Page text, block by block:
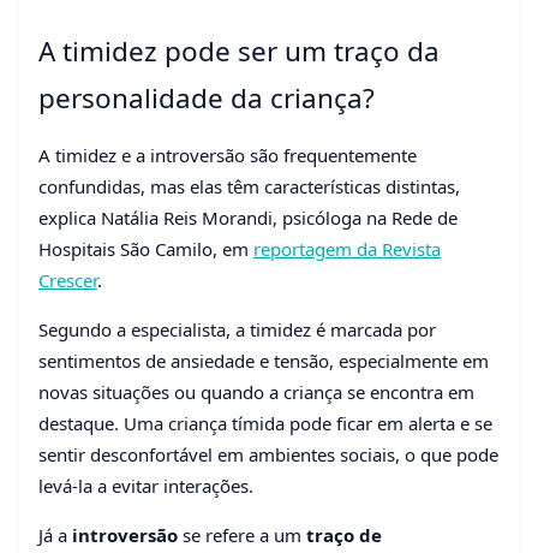
A timidez pode ser um traço da
personalidade da criança?
A timidez e a introversão são frequentemente
confundidas, mas elas têm características distintas,
explica Natália Reis Morandi, psicóloga na Rede de
Hospitais São Camilo, em reportagem da Revista
Crescer.
Segundo a especialista, a timidez é marcada por
sentimentos de ansiedade e tensão, especialmente em
novas situações ou quando a criança se encontra em
destaque. Uma criança tímida pode ficar em alerta e se
sentir desconfortável em ambientes sociais, o que pode
levá-la a evitar interações.
Já a introversão se refere a um traço de